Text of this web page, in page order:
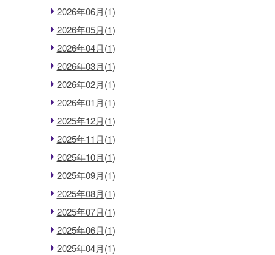
2026年06月(1)
2026年05月(1)
2026年04月(1)
2026年03月(1)
2026年02月(1)
2026年01月(1)
2025年12月(1)
2025年11月(1)
2025年10月(1)
2025年09月(1)
2025年08月(1)
2025年07月(1)
2025年06月(1)
2025年04月(1)